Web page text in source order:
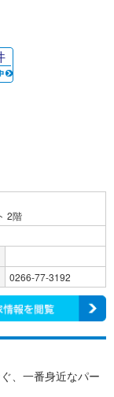
2階
0266-77-3192
、一番身近なパー